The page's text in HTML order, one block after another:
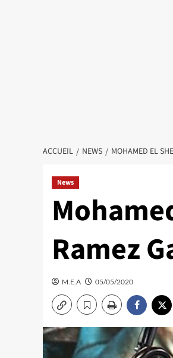
ACCUEIL NEWS MOHAMED EL
News
Ramez
M.E.A 05/05/2020